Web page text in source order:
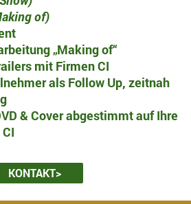
of)
„Making of“
mit Firmen CI
als Follow Up, zeitnah
& Cover abgestimmt auf Ihre
KONTAKT>